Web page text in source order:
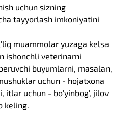
uchun sizning
tayyorlash imkoniyatini
muammolar yuzaga kelsa
ishonchli veterinarni
buyumlarni, masalan,
uchun - hojatxona
itlar uchun - bo'yinbog', jilov
keling.